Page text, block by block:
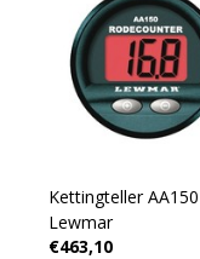
Kettingteller AA150
Lewmar
€463,10